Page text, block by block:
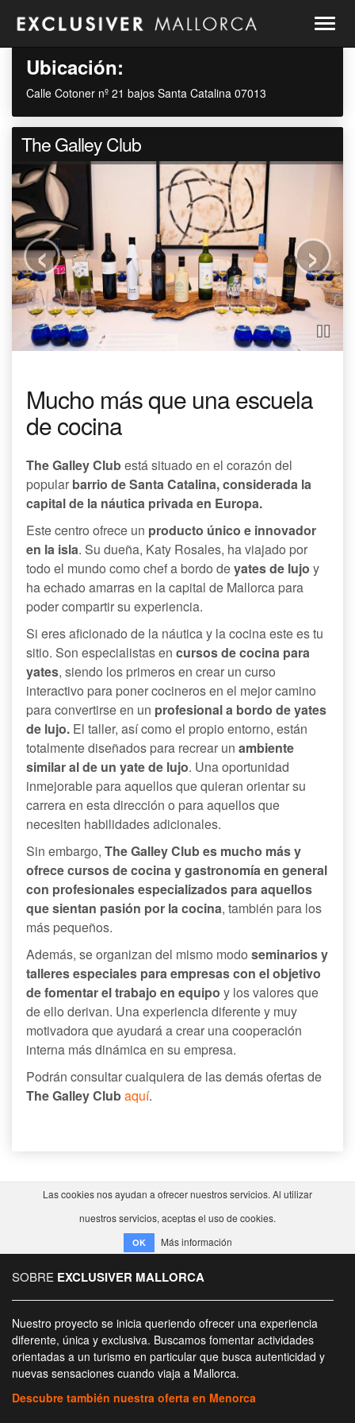
Ubicación:
Calle Cotoner nº 21 bajos Santa Catalina 07013
The Galley Club
‹ ›
Mucho más que una escuela
de cocina
The Galley Clubestá situado en el corazón del
popular barrio de Santa Catalina, considerada la
capital de la náutica privada en Europa.
Este centro ofrece un producto único e innovador
en la isla. Su dueña, Katy Rosales, ha viajado por
todo el mundo como chef a bordo deyates de lujo y
ha echado amarras en la capital de Mallorca para
poder compartir su experiencia.
Si eres aficionado de la náutica y la cocina este es tu
sitio. Son especialistas en cursos de cocina para
yates, siendo los primeros en crear un curso
interactivo para poner cocineros en el mejor camino
para convertirse en un profesional a bordo de yates
de lujo. El taller, así como el propio entorno, están
totalmente diseñados para recrear un ambiente
similar al de un yate de lujo. Una oportunidad
inmejorable para aquellos que quieran orientar su
carrera en esta dirección o para aquellos que
necesiten habilidades adicionales.
Sin embargo, The Galley Club es mucho más y
ofrece cursos de cocina y gastronomía en general
con profesionales especializados para aquellos
que sientan pasión por la cocina, también para los
más pequeños.
Además, se organizan del mismo modo seminarios y
talleres especiales para empresas con el objetivo
de fomentar el trabajo en equipo y los valores que
de ello derivan. Una experiencia diferente y muy
motivadora que ayudará a crear una cooperación
interna más dinámica en su empresa.
Podrán consultar cualquiera de las demás ofertas de
The Galley Clubaquí.
Las cookies nos ayudan a ofrecer nuestros servicios. Al utilizar
nuestros servicios, aceptas el uso de cookies.
OK Más información
SOBRE EXCLUSIVER MALLORCA
Nuestro proyecto se inicia queriendo ofrecer una experiencia
diferente, única y exclusiva. Buscamos fomentar actividades
orientadas a un turismo en particular que busca autenticidad y
nuevas sensaciones cuando viaja a Mallorca.
Descubre también nuestra oferta en Menorca